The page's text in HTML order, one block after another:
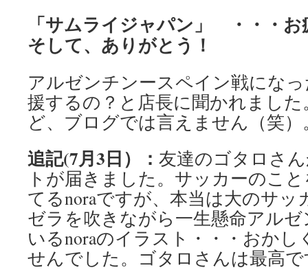
「サムライジャパン」 ・・・
そして、ありがとう！
アルゼンチンースペイン戦にな
援するの？と店長に聞かれまし
ど、ブログでは言えません（笑）
追記(7月3日）： 友達のゴタロさ
トが届きました。サッカーのこ
てるnoraですが、本当は大のサ
ゼラを吹きながら一生懸命アル
いるnoraのイラスト・・・おか
せんでした。ゴタロさんは最高